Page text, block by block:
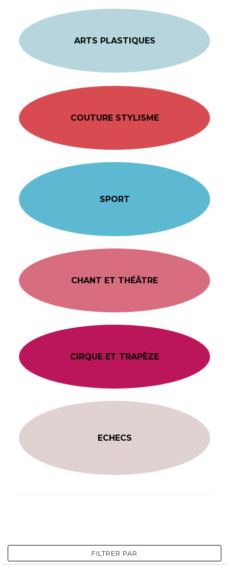
ARTS PLASTIQUES
COUTURE STYLISME
SPORT
CHANT ET THÉÂTRE
CIRQUE ET TRAPÈZE
ECHECS
FILTRER PAR